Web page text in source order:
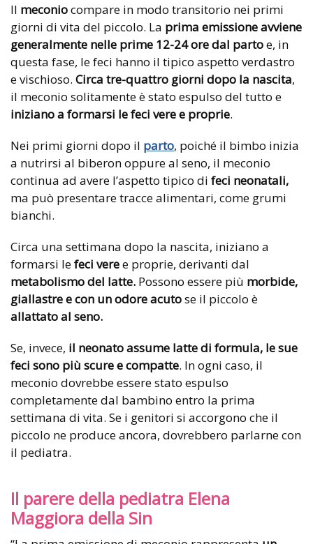
Il meconiocompare in modo transitorio nei primi
giorni di vita del piccolo. La prima emissione avviene
generalmente nelle prime 12-24 ore dal partoe, in
questa fase, le feci hanno il tipico aspetto verdastro
e vischioso. Circa tre-quattro giorni dopo la nascita,
il meconio solitamente è stato espulso del tutto e
iniziano a formarsi le feci vere e proprie.
Nei primi giorni dopo il parto, poiché il bimbo inizia
a nutrirsi al biberon oppure al seno, il meconio
continua ad avere l’aspetto tipico di feci neonatali,
ma può presentare tracce alimentari, come grumi
bianchi.
Circa una settimana dopo la nascita, iniziano a
formarsi lefeci veree proprie, derivanti dal
metabolismo del latte. Possono essere più morbide,
giallastre e con un odore acutose il piccolo è
allattato al seno.
Se, invece, il neonato assume latte di formula, le sue
feci sono più scure e compatte. In ogni caso, il
meconio dovrebbe essere stato espulso
completamente dal bambino entro la prima
settimana di vita. Se i genitori si accorgono che il
piccolo ne produce ancora, dovrebbero parlarne con
il pediatra.
Il parere della pediatra Elena
Maggiora della Sin